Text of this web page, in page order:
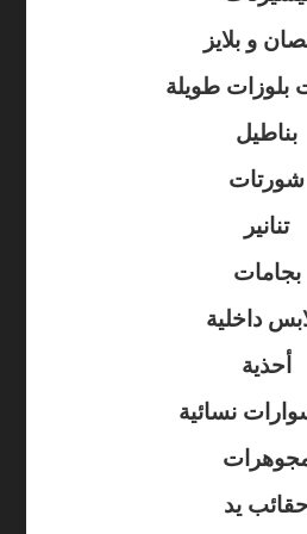
و بلايز
بلوزات طويلة
بناطيل
شورتات
تنانير
بجامات
داخلية
أحذية
نسائية
يد